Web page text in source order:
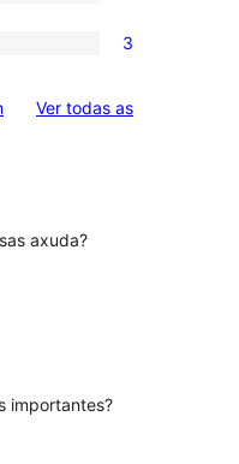
3
Ver todas asvaloracións
axuda?
importantes?